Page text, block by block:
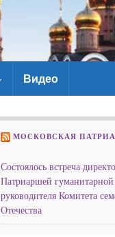
Видео
МОСКОВСКАЯ
Состоялось встреча
Патриаршей
руководителя Комитета
Отечества